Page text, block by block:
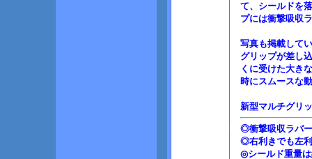
て、シールドを
プには衝撃吸収
写真も掲載して
グリップが差し
くに受けた大き
時にスムースな
新型マルチグリ
◎衝撃吸収ラバ
◎右利きでも左
◎シールド重量